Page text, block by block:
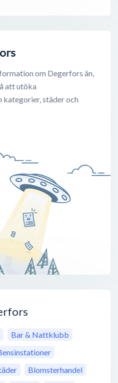
om Degerfors än,
att utöka
städer och
Bar & Nattklubb
Blomsterhandel